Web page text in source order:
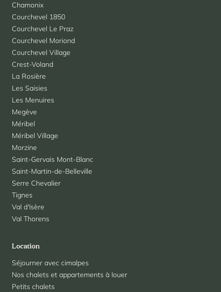
Chamonix
Courchevel 1850
Courchevel Le Praz
Courchevel Moriond
Courchevel Village
Crest-Voland
La Rosière
Les Saisies
Les Menuires
Megève
Méribel
Méribel Village
Morzine
Saint-Gervais Mont-Blanc
Saint-Martin-de-Belleville
Serre Chevalier
Tignes
Val d'Isère
Val Thorens
Location
Séjourner avec cimalpes
Nos chalets et appartements à louer
Petits chalets